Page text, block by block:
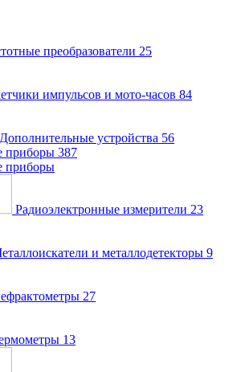
преобразователи 25
импульсов и мото-часов 84
Дополнительные устройства 56
приборы 387
приборы
Радиоэлектронные измерители 23
и металлодетекторы 9
27
13